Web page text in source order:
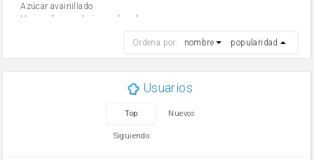
Azúcar avainillado
Harina de reposteria con levadura
mantequilla
Ordena por: nombre popularidad
Usuarios
Top Nuevos
Siguiendo